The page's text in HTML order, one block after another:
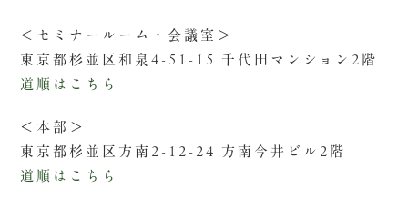
＜セミナールーム・会議室＞
東京都杉並区和泉4-51-15 千代田マンション2階
道順はこちら
＜本部＞
東京都杉並区方南2-12-24 方南今井ビル2階
道順はこちら